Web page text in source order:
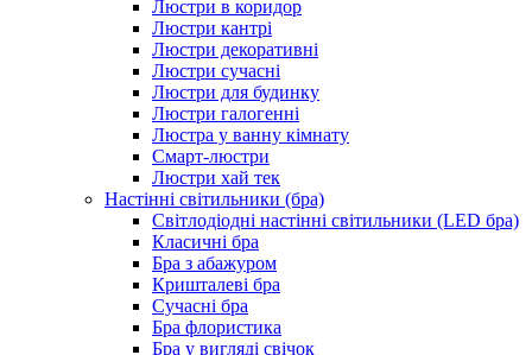
Люстри в коридор
Люстри кантрі
Люстри декоративні
Люстри сучасні
Люстри для будинку
Люстри галогенні
Люстра у ванну кімнату
Смарт-люстри
Люстри хай тек
Настінні світильники (бра)
Світлодіодні настінні світильники (LED бра)
Класичні бра
Бра з абажуром
Кришталеві бра
Сучасні бра
Бра флористика
Бра у вигляді свічок